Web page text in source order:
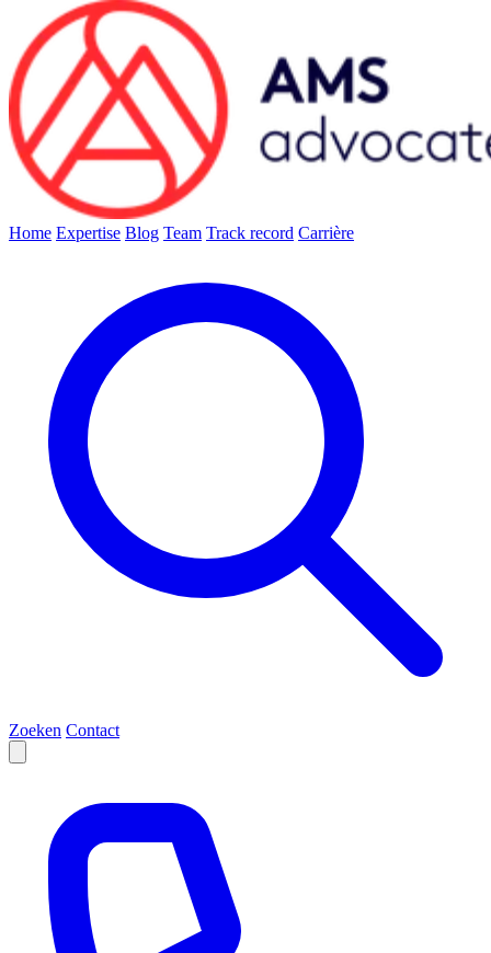
Home Expertise Blog Team Track record Carrière
Zoeken Contact